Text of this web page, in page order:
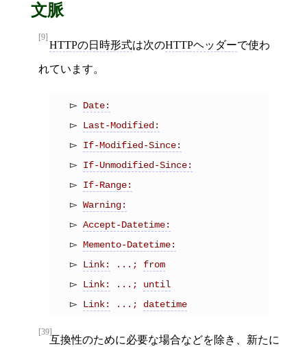
文脈
[9]
HTTPの日時形式は次のHTTPヘッダーで使わ
れています。
Date:
Last-Modified:
If-Modified-Since:
If-Unmodified-Since:
If-Range:
Warning:
Accept-Datetime:
Memento-Datetime:
Link:
...; from
Link:
...; until
Link:
...; datetime
[39]
互換性のために必要な場合などを除き、新たに